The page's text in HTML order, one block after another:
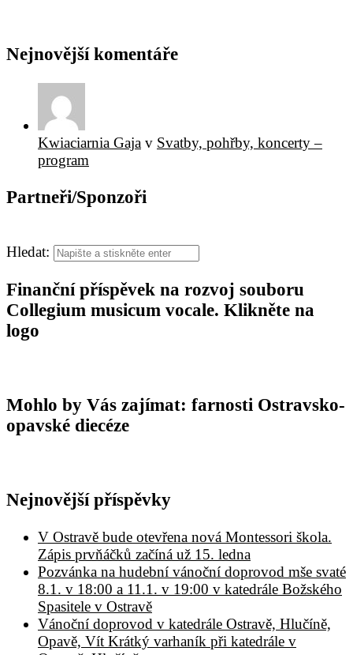
Nejnovější komentáře
Kwiaciarnia Gaja v Svatby, pohřby, koncerty –
program
Partneři/Sponzoři
Hledat:
Finanční příspěvek na rozvoj souboru
Collegium musicum vocale. Klikněte na
logo
Mohlo by Vás zajímat: farnosti Ostravsko-
opavské diecéze
Nejnovější příspěvky
V Ostravě bude otevřena nová Montessori škola.
Zápis prvňáčků začíná už 15. ledna
Pozvánka na hudební vánoční doprovod mše svaté
8.1. v 18:00 a 11.1. v 19:00 v katedrále Božského
Spasitele v Ostravě
Vánoční doprovod v katedrále Ostravě, Hlučíně,
Opavě, Vít Krátký varhaník při katedrále v